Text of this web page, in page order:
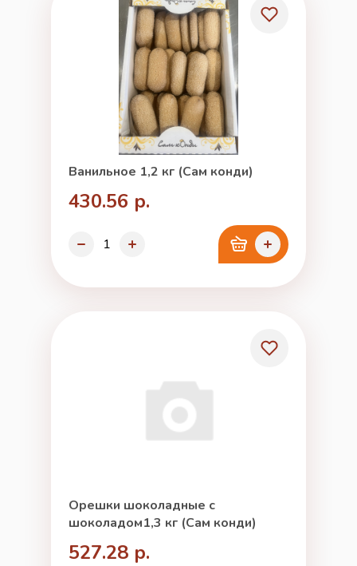
Ванильное 1,2 кг (Сам конди)
430.56 р.
Орешки шоколадные с
шоколадом1,3 кг (Сам конди)
527.28 р.